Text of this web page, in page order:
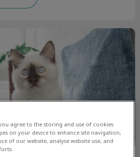
agree to the storing and use of cookies
on your device to enhance site navigation,
of our website, analyse website use, and